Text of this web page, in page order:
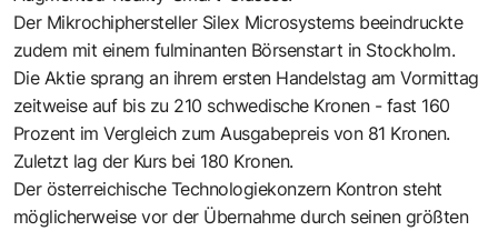
Der Mikrochiphersteller Silex Microsystems beeindruckte
zudem mit einem fulminanten Börsenstart in Stockholm.
Die Aktie sprang an ihrem ersten Handelstag am Vormittag
zeitweise auf bis zu 210 schwedische Kronen - fast 160
Prozent im Vergleich zum Ausgabepreis von 81 Kronen.
Zuletzt lag der Kurs bei 180 Kronen.
Der österreichische Technologiekonzern Kontron steht
möglicherweise vor der Übernahme durch seinen größten